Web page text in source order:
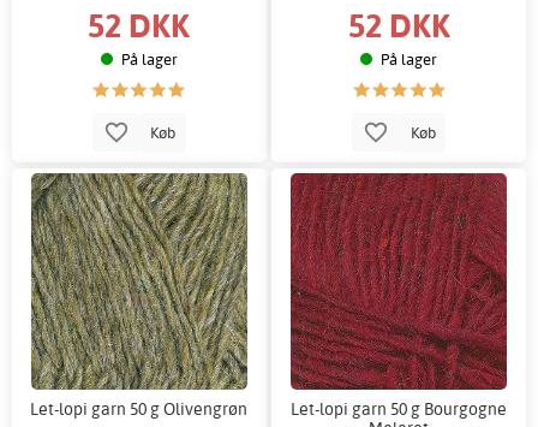
52 DKK
På lager
Køb
52 DKK
På lager
Køb
Let-lopi garn 50 g Olivengrøn
Let-lopi garn 50 g Bourgogne